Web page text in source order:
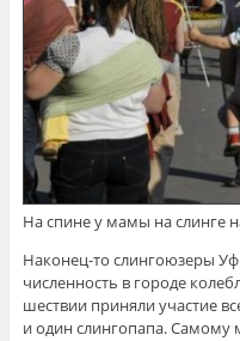
На спине у мамы на слинге
Наконец-то слингоюзеры
численность в городе
шествии приняли участие
и один слингопапа. Самому